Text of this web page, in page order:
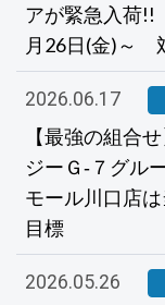
アが緊急入荷
月26日(金)～
2026.06.17
【最強の組合
ジーＧ‐７グル
モール川口店
目標
2026.05.26